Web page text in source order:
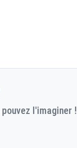
l'imaginer !